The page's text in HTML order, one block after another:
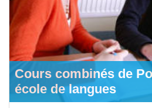
Cours combinés de
école de langues